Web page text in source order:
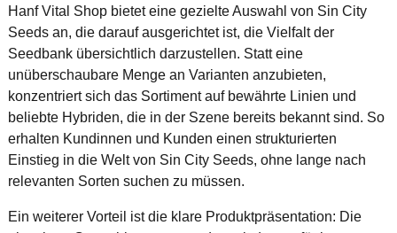
Hanf Vital Shop bietet eine gezielte Auswahl von Sin City
Seeds an, die darauf ausgerichtet ist, die Vielfalt der
Seedbank übersichtlich darzustellen. Statt eine
unüberschaubare Menge an Varianten anzubieten,
konzentriert sich das Sortiment auf bewährte Linien und
beliebte Hybriden, die in der Szene bereits bekannt sind. So
erhalten Kundinnen und Kunden einen strukturierten
Einstieg in die Welt von Sin City Seeds, ohne lange nach
relevanten Sorten suchen zu müssen.
Ein weiterer Vorteil ist die klare Produktpräsentation: Die